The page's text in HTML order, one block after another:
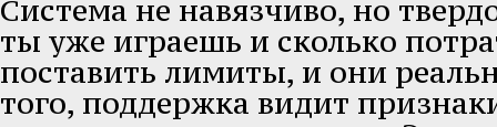
Система не навязчиво, но
ты уже играешь и сколько
поставить лимиты, и они
того, поддержка видит